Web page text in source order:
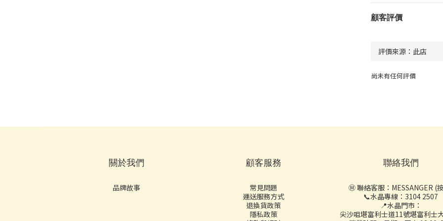
顧客評價
尚未有任何評價
關於我們
品牌故事
顧客服務
常見問題
運送服務方式
退換貨政策
隱私政策
聯絡我們
Ⓜ️ 聯絡客服： MESSANGER (
📞水晶專線：3104 2507
📍水晶門市：
尖沙咀堪富利士道11號堪富利士